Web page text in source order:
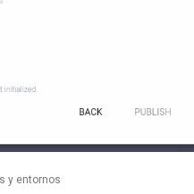
y entornos